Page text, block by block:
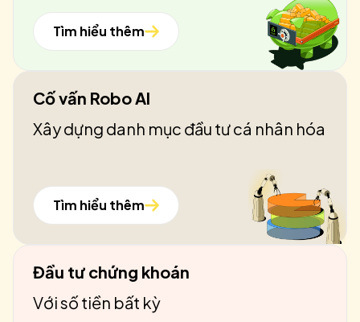
Tìm hiểu thêm
Cố vấn Robo AI
Xây dựng danh mục đầu tư cá nhân hóa
Tìm hiểu thêm
Đầu tư chứng khoán
Với số tiền bất kỳ